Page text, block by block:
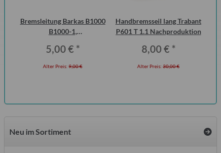
Bremsleitung Barkas B1000
B1000-1,
5,00 € *
Alter Preis: 9,00 €
Handbremsseil lang Trabant
P601 T 1.1 Nachproduktion
8,00 € *
Alter Preis: 30,00 €
Neu im Sortiment